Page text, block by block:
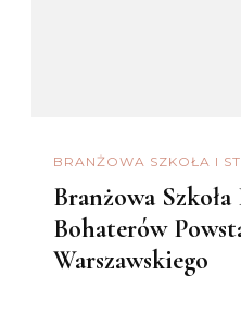
BRANŻOWA SZKOŁA I
Branżowa
Bohaterów
Warszawskiego